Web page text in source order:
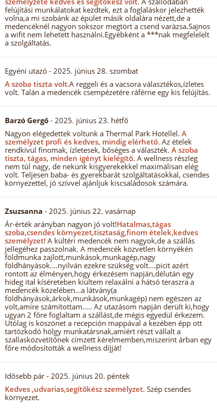
felújítási munkálatokat kezdtek, ezt a foglaláskor jelezhették
volna,a mi szobánk az épület másik oldalára nézett,de a
medencéknél nagyon sokszor megtört a csend varàzsa.Sajnos
a wifit nem lehetett használni.Egyébként a ***nak megfelelelt
a szolgáltatás.
Egyéni utazó - 2025. június 28. szombat
A szoba tiszta volt.A reggeli és a vacsora választékos,ízletes
volt. Talán a medencék csempézetére ráférne egy kis felújítás.
Barzó Gergő - 2025. június 23. hétfő
Nagyon elégedettek voltunk a Thermal Park Hotellel. A
személyzet profi és kedves, mindig elérhető. Az ételek
rendkívül finomak, ízletesek, bőséges a választék. A szoba
tiszta, tágas, minden igényt kielégítő. A wellness részleg
nem túl nagy, de nekünk kisgyerekekkel maximálisan elég
volt. Teljesen baba- és gyerekbarát szolgáltatásokkal, csendes
környezettel, jó szívvel ajánljuk kiscsaládosok számára.
Zsuzsanna - 2025. június 22. vasárnap
Ár-érték arányban nagyon jó volt!Hatalmas,tágas
szoba,csendes környezet,tisztaság,finom ételek,kedves
személyzet! A kültéri medencék nem nagyok,de a szállás
jellegéhez passzolnak. A medencék közvetlen környékén
földmunka zajlott,munkások,munkagép,nagy
földhányások....nyilván ezekre szükség volt....picit azért
rontott az élményen,hogy érkezésem napján,délután egy
hideg ital kíséreteben kiültem relaxálni a hátsó teraszra a
medencék közelében...a látvány(a
földhányások,árkok,munkások,munkagép) nem egészen az
volt,amire számítottam..... Az utazásom napján derült ki,hogy
ugyan 2 főre foglaltam a szállást,de mégis egyedül érkezem.
Utólag is köszönet a recepción mappával a kezében épp ott
tartózkodó hölgy munkatársnak,amiért részt vállalt a
szallasközvetítőnek címzett kérelmemben,miszerint árban egy
főre módosították a wellness díjját!
Idősebb pár - 2025. június 20. péntek
Kedves ,udvarias,segítőkész személyzet. Szép csendes
környezet.